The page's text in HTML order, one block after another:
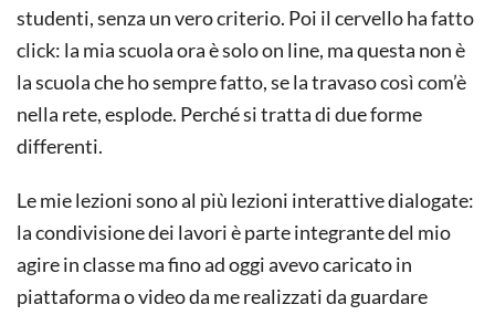
studenti, senza un vero criterio. Poi il cervello ha fatto
click: la mia scuola ora è solo on line, ma questa non è
la scuola che ho sempre fatto, se la travaso così com’è
nella rete, esplode. Perché si tratta di due forme
differenti.
Le mie lezioni sono al più lezioni interattive dialogate:
la condivisione dei lavori è parte integrante del mio
agire in classe ma fino ad oggi avevo caricato in
piattaforma o video da me realizzati da guardare